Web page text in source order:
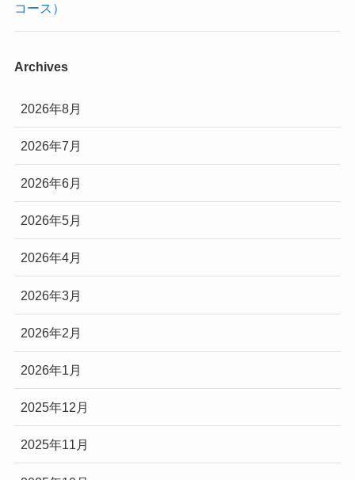
コース）
Archives
2026年8月
2026年7月
2026年6月
2026年5月
2026年4月
2026年3月
2026年2月
2026年1月
2025年12月
2025年11月